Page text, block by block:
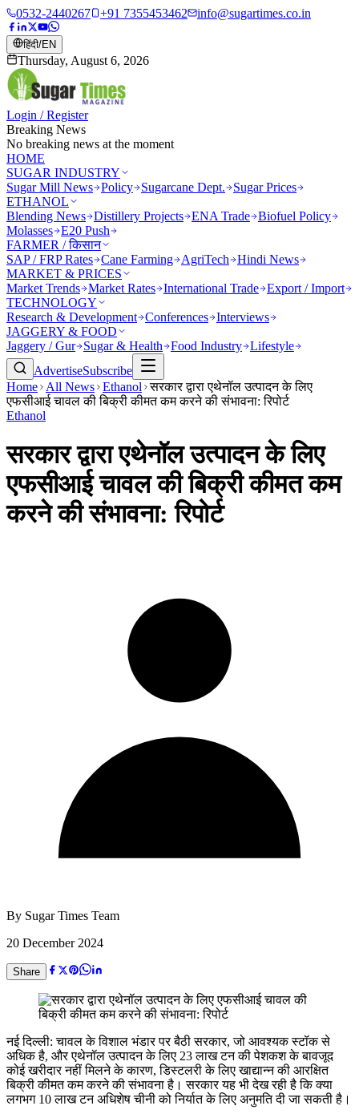
0532-2440267 +91 7355453462 info@sugartimes.co.in
हिंदी/EN
Thursday, August 6, 2026
Login / Register
Breaking News
No breaking news at the moment
HOME
SUGAR INDUSTRY
Sugar Mill News Policy Sugarcane Dept.
Sugar Prices
ETHANOL
Blending News Distillery Projects ENA Trade Biofuel Policy
Molasses E20 Push
FARMER / किसान
SAP / FRP Rates Cane Farming AgriTech
Hindi News
MARKET & PRICES
Market Trends Market Rates International Trade Export / Import
TECHNOLOGY
Research & Development Conferences Interviews
JAGGERY & FOOD
Jaggery / Gur
Sugar & Health Food Industry Lifestyle
AdvertiseSubscribe
Home
All News Ethanol
सरकार द्वारा एथेनॉल उत्पादन के लिए
एफसीआई चावल की बिक्री कीमत कम करने की संभावना: रिपोर्ट
Ethanol
सरकार द्वारा एथेनॉल उत्पादन के लिए
एफसीआई चावल की बिक्री कीमत कम
करने की संभावना: रिपोर्ट
By Sugar Times Team
20 December 2024
Share
नई दिल्ली: चावल के विशाल भंडार पर बैठी सरकार, जो आवश्यक स्टॉक से
अधिक है, और एथेनॉल उत्पादन के लिए 23 लाख टन की पेशकश के बावजूद
कोई खरीदार नहीं मिलने के कारण, डिस्टलरी के लिए खाद्यान्न की आरक्षित
बिक्री कीमत कम करने की संभावना है। सरकार यह भी देख रही है कि क्या
लगभग 10 लाख टन अधिशेष चीनी को निर्यात के लिए अनुमति दी जा सकती है।